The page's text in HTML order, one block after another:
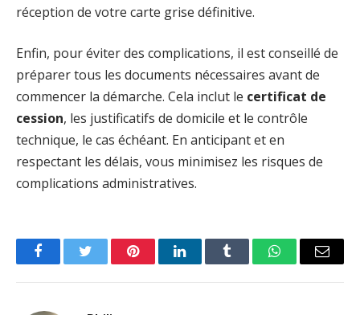
réception de votre carte grise définitive.
Enfin, pour éviter des complications, il est conseillé de
préparer tous les documents nécessaires avant de
commencer la démarche. Cela inclut le certificat de
cession, les justificatifs de domicile et le contrôle
technique, le cas échéant. En anticipant et en
respectant les délais, vous minimisez les risques de
complications administratives.
FacebookTwitter PinterestLinkedInTumblr WhatsAppEmail